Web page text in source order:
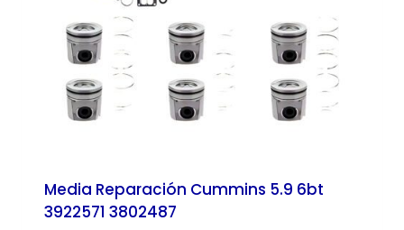
Media Reparación Cummins 5.9 6bt
3922571 3802487